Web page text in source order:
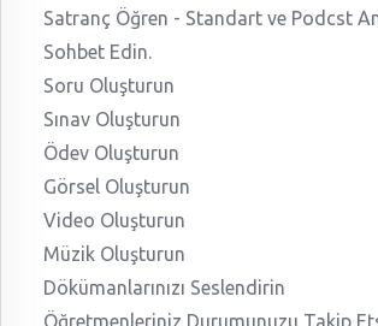
Satranç Öğren - Standart ve Podcst
Sohbet Edin.
Soru Oluşturun
Sınav Oluşturun
Ödev Oluşturun
Görsel Oluşturun
Video Oluşturun
Müzik Oluşturun
Dökümanlarınızı Seslendirin